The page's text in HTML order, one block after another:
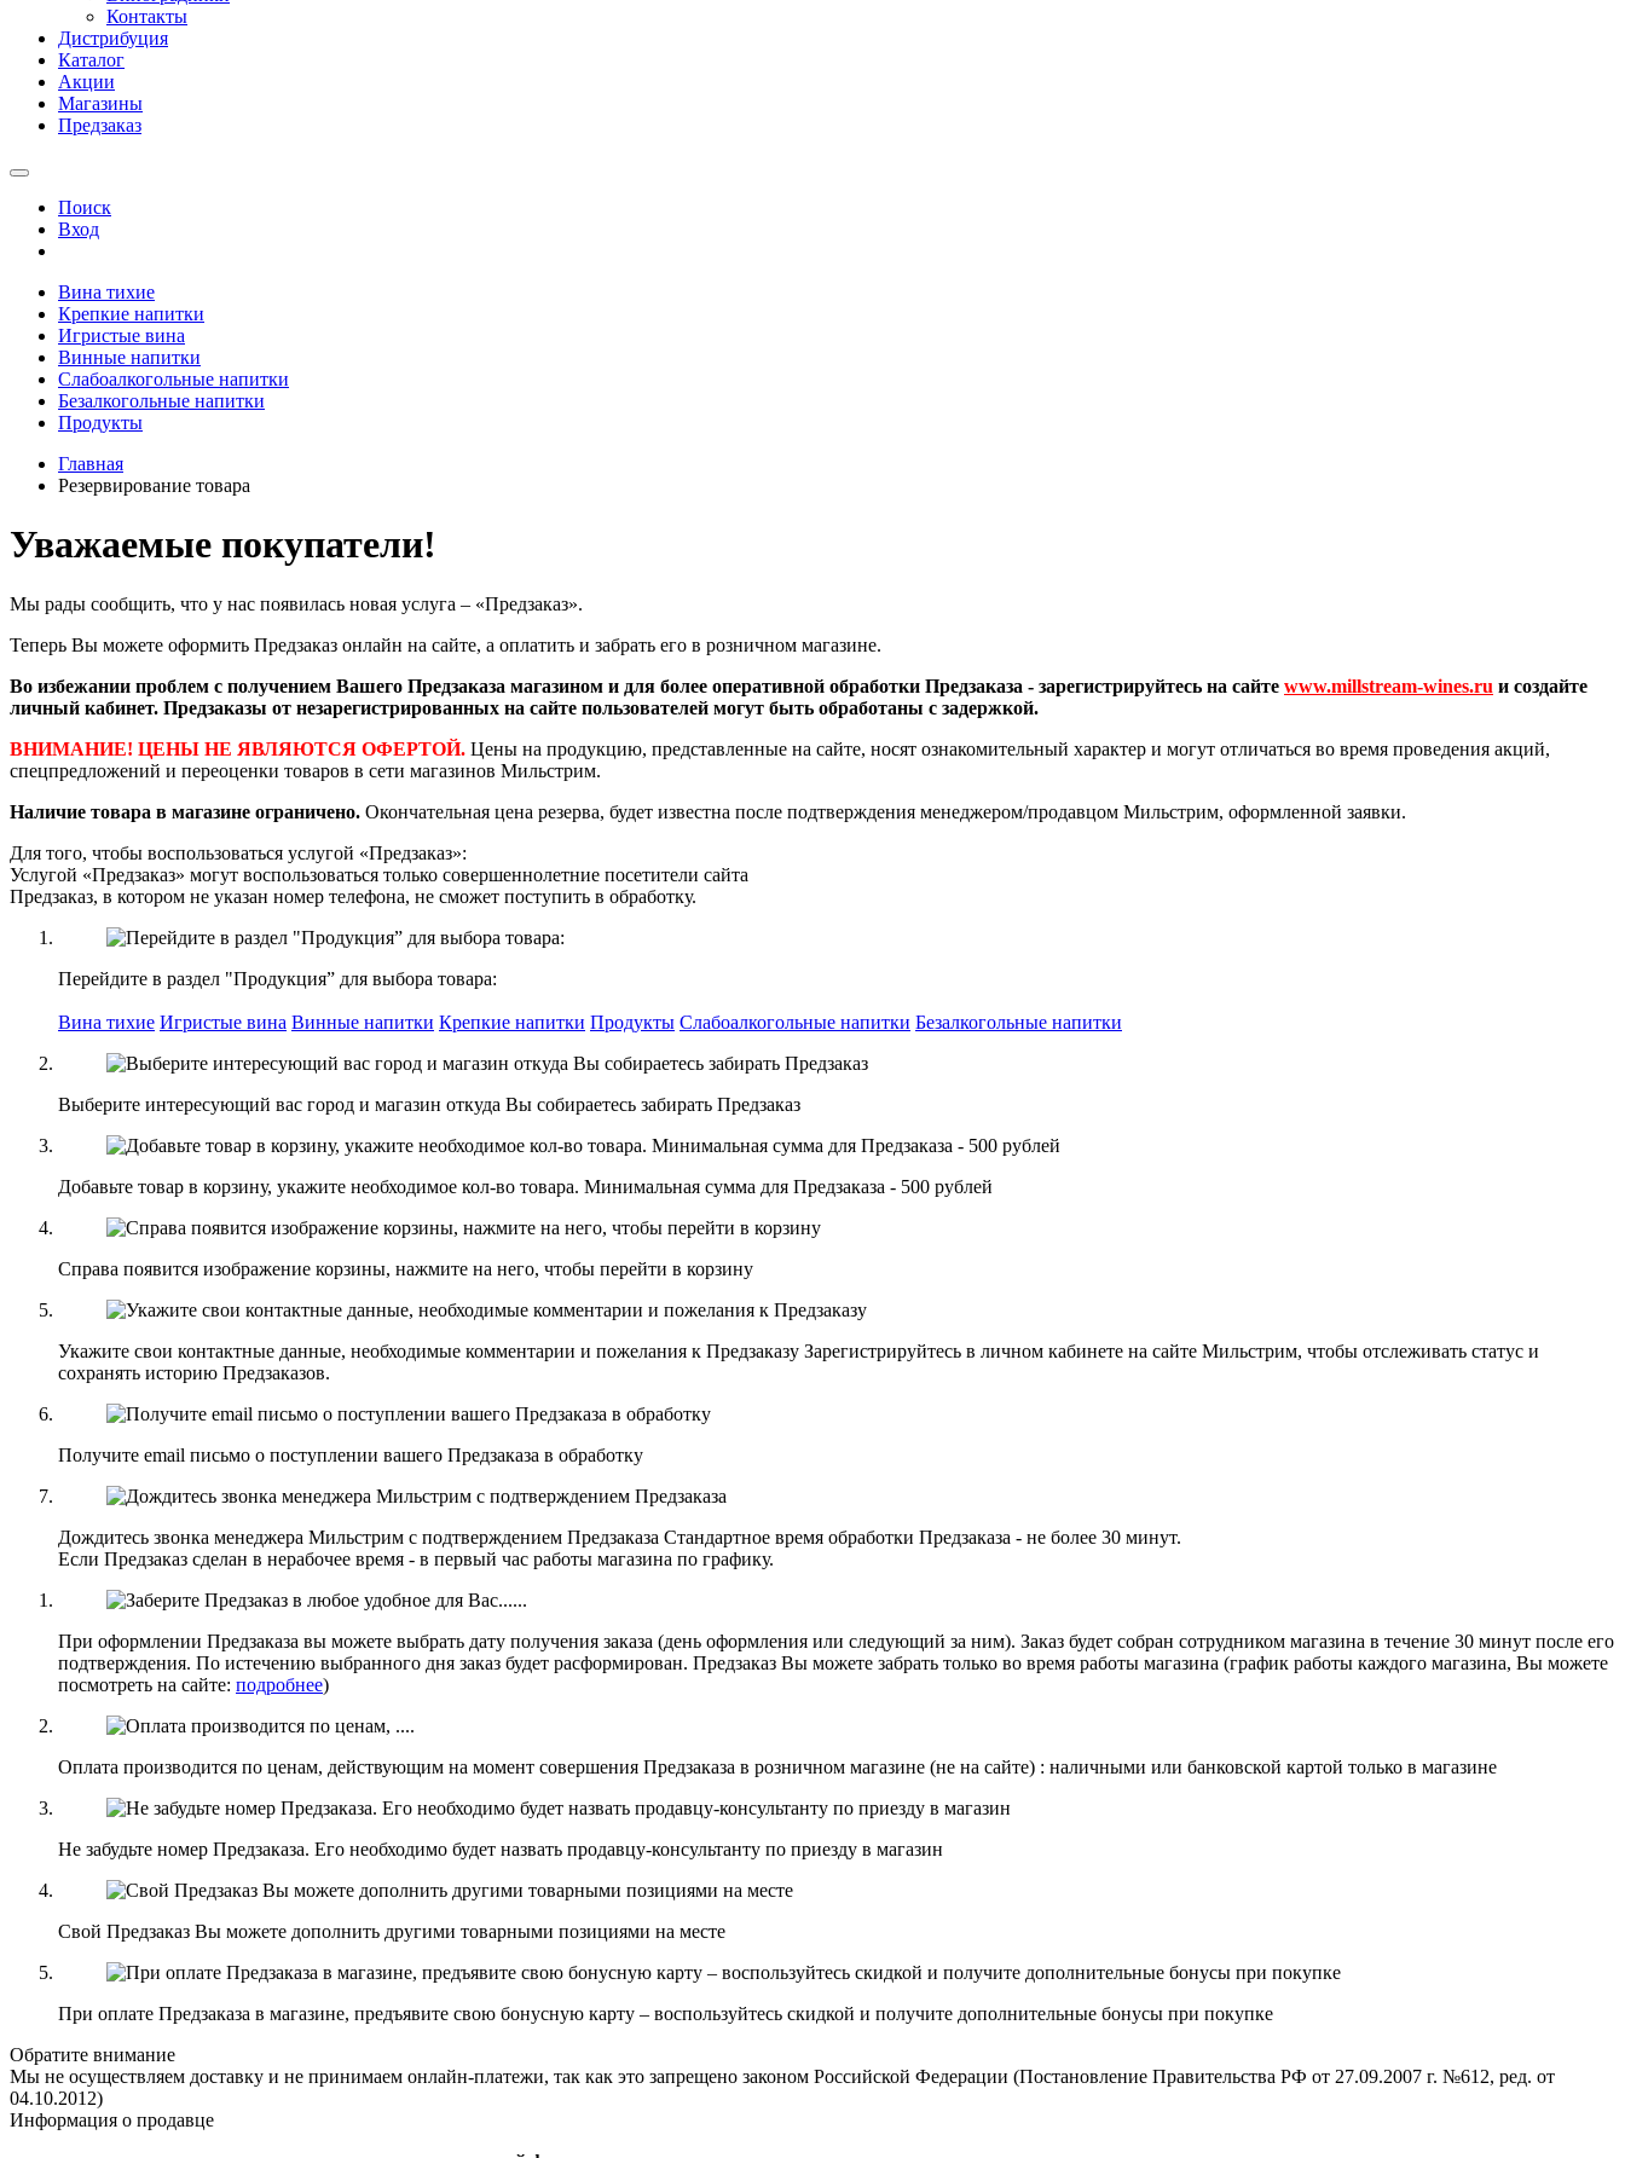
Контакты
Дистрибуция
Каталог
Акции
Магазины
Предзаказ
Поиск
Вход
Вина тихие
Крепкие напитки
Игристые вина
Винные напитки
Слабоалкогольные напитки
Безалкогольные напитки
Продукты
Главная
Резервирование товара
Уважаемые покупатели!
Мы рады сообщить, что у нас появилась новая услуга – «Предзаказ».
Теперь Вы можете оформить Предзаказ онлайн на сайте, а оплатить и забрать его в розничном магазине.
Во избежании проблем с получением Вашего Предзаказа магазином и для более оперативной обработки Предзаказа - зарегистрируйтесь на сайте www.millstream-wines.ru и создайте
личный кабинет. Предзаказы от незарегистрированных на сайте пользователей могут быть обработаны с задержкой.
ВНИМАНИЕ! ЦЕНЫ НЕ ЯВЛЯЮТСЯ ОФЕРТОЙ. Цены на продукцию, представленные на сайте, носят ознакомительный характер и могут отличаться во время проведения акций,
спецпредложений и переоценки товаров в сети магазинов Мильстрим.
Наличие товара в магазине ограничено. Окончательная цена резерва, будет известна после подтверждения менеджером/продавцом Мильстрим, оформленной заявки.
Для того, чтобы воспользоваться услугой «Предзаказ»:
Услугой «Предзаказ» могут воспользоваться только совершеннолетние посетители сайта
Предзаказ, в котором не указан номер телефона, не cможет поступить в обработку.
Перейдите в раздел "Продукция” для выбора товара:
Вина тихие Игристые вина Винные напитки Крепкие напитки Продукты Слабоалкогольные напитки Безалкогольные напитки
Выберите интересующий вас город и магазин откуда Вы собираетесь забирать Предзаказ
Добавьте товар в корзину, укажите необходимое кол-во товара. Минимальная сумма для Предзаказа - 500 рублей
Справа появится изображение корзины, нажмите на него, чтобы перейти в корзину
Укажите свои контактные данные, необходимые комментарии и пожелания к Предзаказу Зарегистрируйтесь в личном кабинете на сайте Мильстрим, чтобы отслеживать статус и
сохранять историю Предзаказов.
Получите email письмо о поступлении вашего Предзаказа в обработку
Дождитесь звонка менеджера Мильстрим с подтверждением Предзаказа Стандартное время обработки Предзаказа - не более 30 минут.
Если Предзаказ сделан в нерабочее время - в первый час работы магазина по графику.
При оформлении Предзаказа вы можете выбрать дату получения заказа (день оформления или следующий за ним). Заказ будет собран сотрудником магазина в течение 30 минут после его
подтверждения. По истечению выбранного дня заказ будет расформирован. Предзаказ Вы можете забрать только во время работы магазина (график работы каждого магазина, Вы можете
посмотреть на сайте: подробнее)
Оплата производится по ценам, действующим на момент совершения Предзаказа в розничном магазине (не на сайте) : наличными или банковской картой только в магазине
Не забудьте номер Предзаказа. Его необходимо будет назвать продавцу-консультанту по приезду в магазин
Свой Предзаказ Вы можете дополнить другими товарными позициями на месте
При оплате Предзаказа в магазине, предъявите свою бонусную карту – воспользуйтесь скидкой и получите дополнительные бонусы при покупке
Обратите внимание
Мы не осуществляем доставку и не принимаем онлайн-платежи, так как это запрещено законом Российской Федерации (Постановление Правительства РФ от 27.09.2007 г. №612, ред. от
04.10.2012)
Информация о продавце